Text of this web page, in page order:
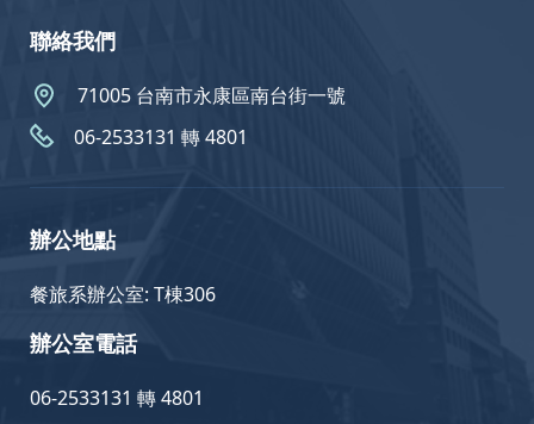
聯絡我們
71005 台南市永康區南台街一號
06-2533131 轉 4801
辦公地點
餐旅系辦公室: T棟306
辦公室電話
06-2533131 轉 4801